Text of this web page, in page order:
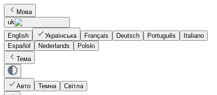
Мова
uk
English
Українська Français Deutsch Português
Italiano
Español
Nederlands
Polski
Тема
Авто Темна Світла